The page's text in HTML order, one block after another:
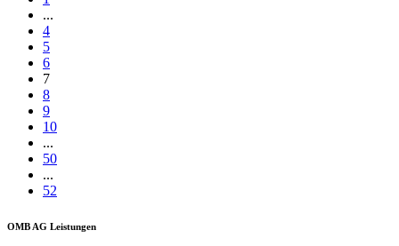
...
4
5
6
7
8
9
10
...
50
...
52
OMB AG Leistungen